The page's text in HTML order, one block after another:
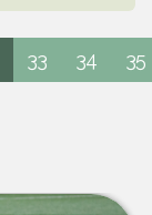
33 34 35